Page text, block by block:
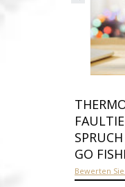
GO
Bewerten